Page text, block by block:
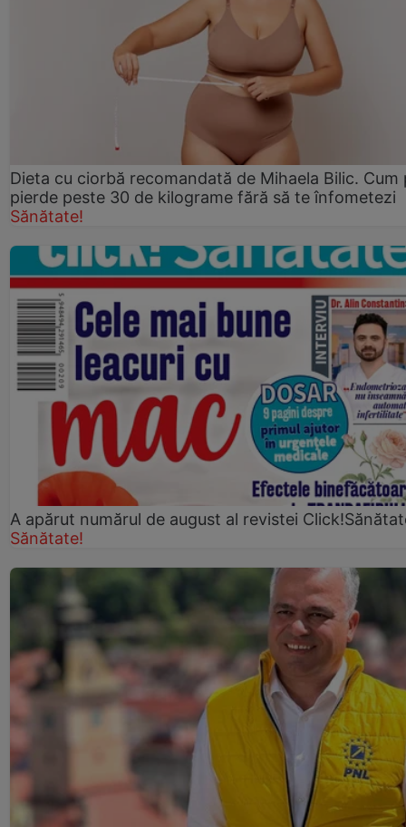
Dieta cu ciorbă recomandată de Mihaela Bilic. Cum
pierde peste 30 de kilograme fără să te înfometezi
Sănătate!
A apărut numărul de august al revistei
Sănătate!